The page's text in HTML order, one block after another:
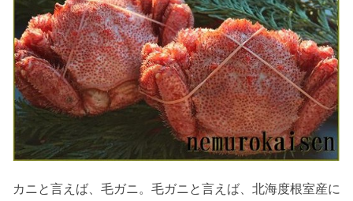
カニと言えば、毛ガニ。毛ガニと言えば、北海度根室産に